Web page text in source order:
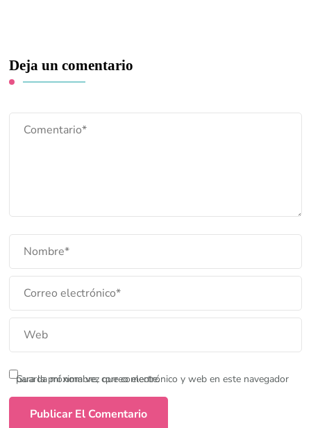
Deja un comentario
Guarda mi nombre, correo electrónico y web en este navegador para la próxima vez que comente.